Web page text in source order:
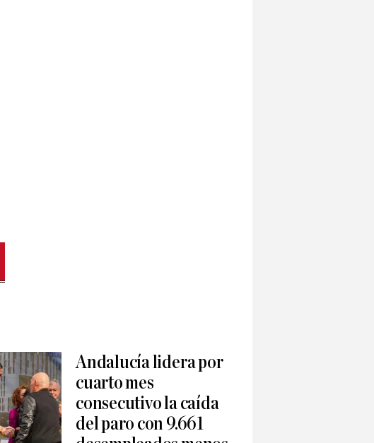
Andalucía lidera por
cuarto mes
consecutivo la caída
del paro con 9.661